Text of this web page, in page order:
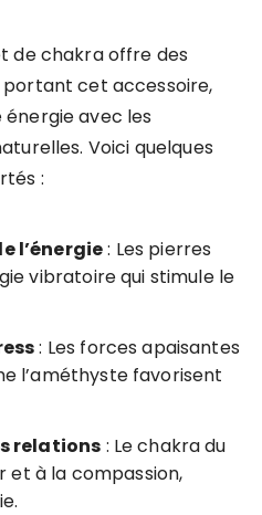
de chakra offre des
portant cet accessoire,
avec les
Voici quelques
:
l’énergie: Les pierres
vibratoire qui stimule le
: Les forces apaisantes
l’améthyste favorisent
relations : Le chakra du
et à la compassion,